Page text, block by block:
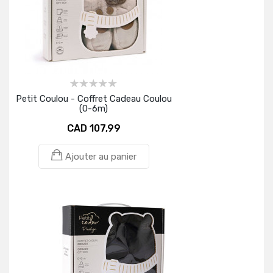
Petit Coulou - Coffret Cadeau Coulou
(0-6m)
CAD 107,99
Ajouter au panier